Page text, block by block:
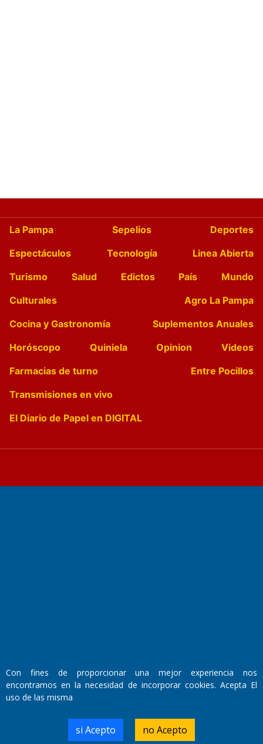
La Pampa Sepelios
Deportes
Espectáculos
Tecnología
Linea Abierta
Turismo
Salud Edictos País
Mundo
Culturales
Agro La Pampa
Cocina y Gastronomía
Suplementos Anuales
Horóscopo
Quiniela Opinion
Videos
Farmacias de turno
Entre Pocillos
Transmisiones en vivo
El Diario de Papel en DIGITAL
Domicilio Legal: José Ingenieros 855,
Santa Rosa, La Pampa.
RL-2019-55551274-APN-DNDA#MJ
Con fines de proporcionar una mejor experiencia nos
encontramos en la necesidad de incorporar cookies. Acepta El
uso de las misma
si Acepto no Acepto